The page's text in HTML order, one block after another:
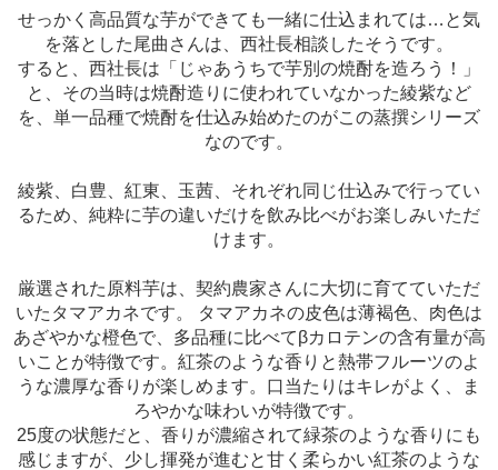
せっかく高品質な芋ができても一緒に仕込まれては…と気
を落とした尾曲さんは、西社長相談したそうです。
すると、西社長は「じゃあうちで芋別の焼酎を造ろう！」
と、その当時は焼酎造りに使われていなかった綾紫など
を、単一品種で焼酎を仕込み始めたのがこの蒸撰シリーズ
なのです。
綾紫、白豊、紅東、玉茜、それぞれ同じ仕込みで行ってい
るため、純粋に芋の違いだけを飲み比べがお楽しみいただ
けます。
厳選された原料芋は、契約農家さんに大切に育てていただ
いたタマアカネです。 タマアカネの皮色は薄褐色、肉色は
あざやかな橙色で、多品種に比べてβカロテンの含有量が高
いことが特徴です。紅茶のような香りと熱帯フルーツのよ
うな濃厚な香りが楽しめます。口当たりはキレがよく、ま
ろやかな味わいが特徴です。
25度の状態だと、香りが濃縮されて緑茶のような香りにも
感じますが、少し揮発が進むと甘く柔らかい紅茶のような